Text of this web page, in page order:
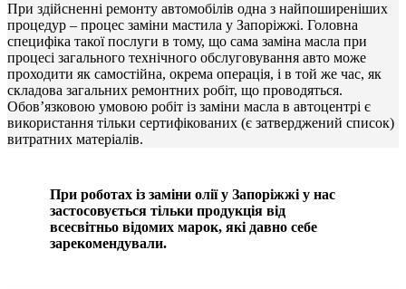
При здійсненні ремонту автомобілів одна з найпоширеніших
процедур – процес заміни мастила у Запоріжжі. Головна
специфіка такої послуги в тому, що сама заміна масла при
процесі загального технічного обслуговування авто може
проходити як самостійна, окрема операція, і в той же час, як
складова загальних ремонтних робіт, що проводяться.
Обов’язковою умовою робіт із заміни масла в автоцентрі є
використання тільки сертифікованих (є затверджений список)
витратних матеріалів.
При роботах із заміни олії у Запоріжжі у нас
застосовується тільки продукція від
всесвітньо відомих марок, які давно себе
зарекомендували.